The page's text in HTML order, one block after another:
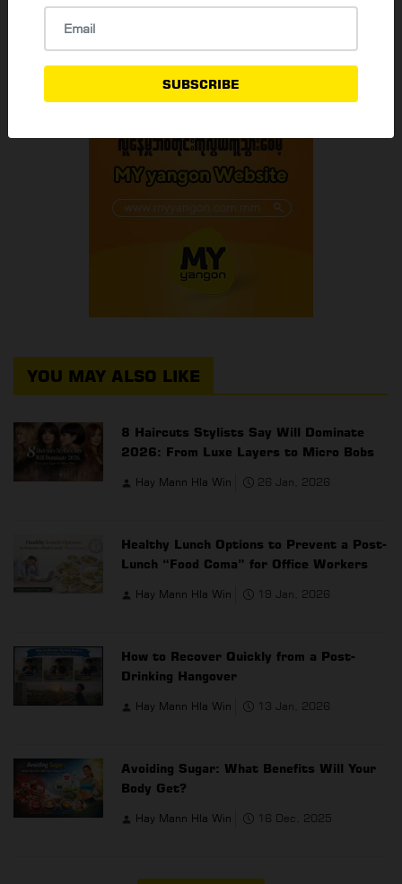
SUBSCRIBE
READ MORE
YOU MAY ALSO LIKE
8 Haircuts Stylists Say Will Dominate
2026: From Luxe Layers to Micro Bobs
Hay Mann Hla Win 26 Jan, 2026
Healthy Lunch Options to Prevent a Post-
Lunch “Food Coma” for Office Workers
Hay Mann Hla Win 19 Jan, 2026
How to Recover Quickly from a Post-
Drinking Hangover
Hay Mann Hla Win 13 Jan, 2026
Avoiding Sugar: What Benefits Will Your
Body Get?
Hay Mann Hla Win 16 Dec, 2025